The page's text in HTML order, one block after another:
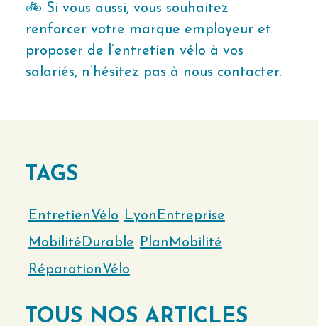
🚲 Si vous aussi, vous souhaitez
renforcer votre marque employeur et
proposer de l’entretien vélo à vos
salariés, n’hésitez pas à nous contacter.
TAGS
EntretienVélo LyonEntreprise
MobilitéDurable PlanMobilité
RéparationVélo
TOUS NOS ARTICLES